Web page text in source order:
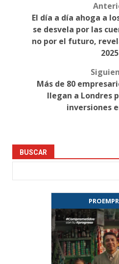
navigation
El día a día ahoga a
se desvela por las
no por el futuro,
2025
Más de 80
llegan a Londres
inversiones
BUSCAR